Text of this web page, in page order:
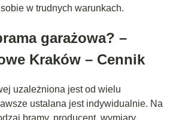
w trudnych warunkach.
garażowa? –
Kraków – Cennik
uzależniona jest od wielu
ustalana jest indywidualnie. Na
bramy, producent, wymiary,